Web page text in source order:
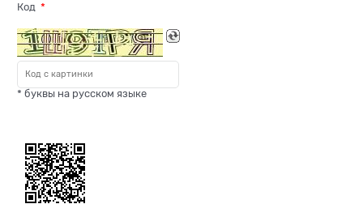
Код
* буквы на русском языке